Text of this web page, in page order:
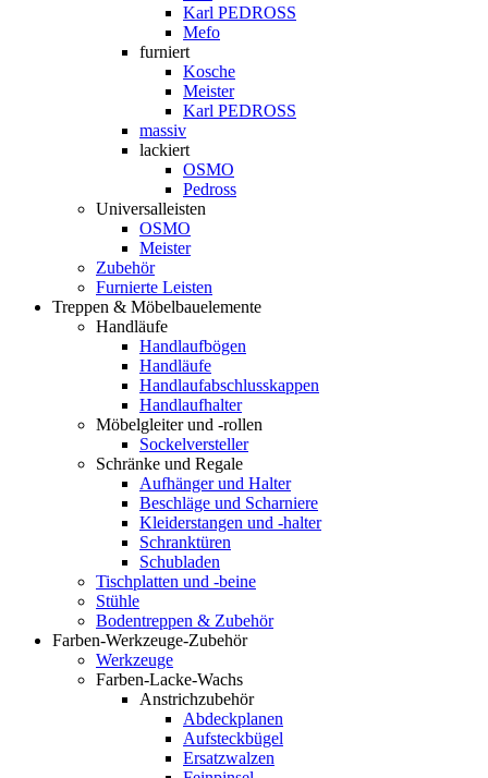
Karl PEDROSS
Mefo
furniert
Kosche
Meister
Karl PEDROSS
massiv
lackiert
OSMO
Pedross
Universalleisten
OSMO
Meister
Zubehör
Furnierte Leisten
Treppen & Möbelbauelemente
Handläufe
Handlaufbögen
Handläufe
Handlaufabschlusskappen
Handlaufhalter
Möbelgleiter und -rollen
Sockelversteller
Schränke und Regale
Aufhänger und Halter
Beschläge und Scharniere
Kleiderstangen und -halter
Schranktüren
Schubladen
Tischplatten und -beine
Stühle
Bodentreppen & Zubehör
Farben-Werkzeuge-Zubehör
Werkzeuge
Farben-Lacke-Wachs
Anstrichzubehör
Abdeckplanen
Aufsteckbügel
Ersatzwalzen